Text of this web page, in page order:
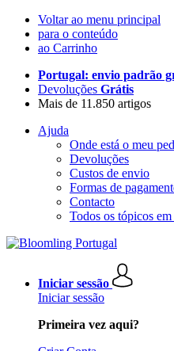
Voltar ao menu principal
para o conteúdo
ao Carrinho
Portugal: envio padrão
Devoluções Grátis
Mais de 11.850 artigos
Ajuda
Onde está o meu
Devoluções
Custos de envio
Formas de
Contacto
Todos os tópicos
Iniciar sessão
Iniciar sessão
Primeira vez aqui?